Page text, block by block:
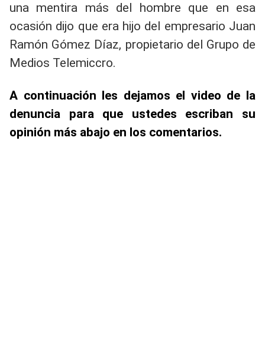
una mentira más del hombre que en esa
ocasión dijo que era hijo del empresario Juan
Ramón Gómez Díaz, propietario del Grupo de
Medios Telemiccro.
A continuación les dejamos el video de la
denuncia para que ustedes escriban su
opinión más abajo en los comentarios.